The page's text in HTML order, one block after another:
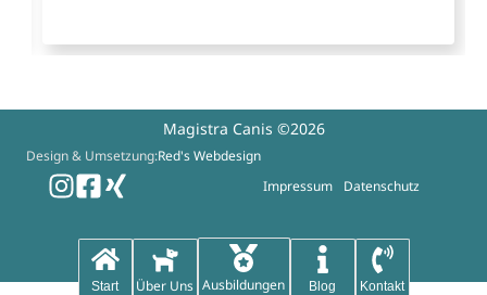
Start Über Uns Ausbildungen Blog Kontakt
Magistra Canis ©2026
Design & Umsetzung:Red's Webdesign
Impressum
Datenschutz